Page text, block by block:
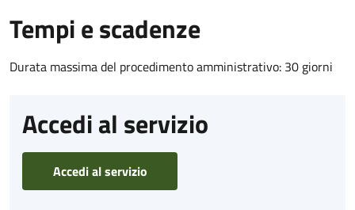
Tempi e scadenze
Durata massima del procedimento amministrativo: 30 giorni
Accedi al servizio
Accedi al servizio